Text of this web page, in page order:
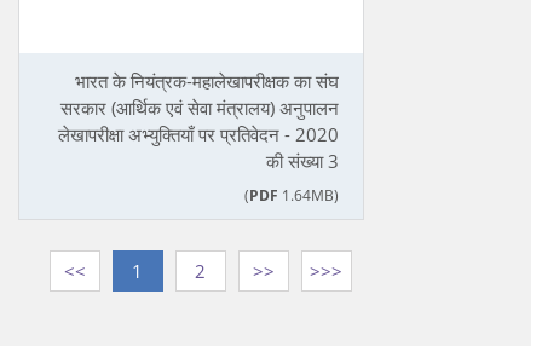
भारत के नियंत्रक-महालेखापरीक्षक का संघ
सरकार (आर्थिक एवं सेवा मंत्रालय) अनुपालन
लेखापरीक्षा अभ्युक्तियाँ पर प्रतिवेदन - 2020
की संख्या 3
(PDF 1.64MB)
<< 1 2 >> >>>